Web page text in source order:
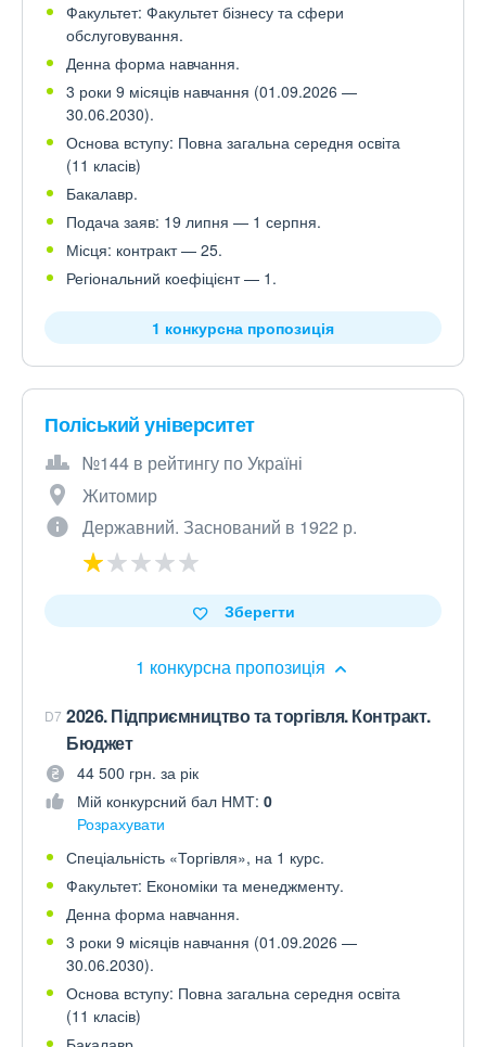
Факультет: Факультет бізнесу та сфери
обслуговування.
Денна форма навчання.
3 роки 9 місяців навчання (01.09.2026 —
30.06.2030).
Основа вступу: Повна загальна середня освіта
(11 класів)
Бакалавр.
Подача заяв: 19 липня — 1 серпня.
Місця: контракт — 25.
Регіональний коефіцієнт — 1.
1 конкурсна пропозиція
Поліський університет
№144 в рейтингу по Україні
Житомир
Державний. Заснований в 1922 р.
1 конкурсна пропозиція
Зберегти
D7 2026. Підприємництво та торгівля. Контракт.
Бюджет
44 500 грн. за рік
Мій конкурсний бал НМТ: 0
Розрахувати
Спеціальність «Торгівля», на 1 курс.
Факультет: Економіки та менеджменту.
Денна форма навчання.
3 роки 9 місяців навчання (01.09.2026 —
30.06.2030).
Основа вступу: Повна загальна середня освіта
(11 класів)